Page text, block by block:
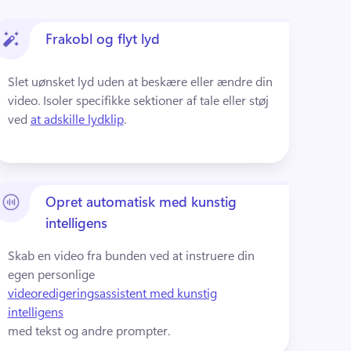
Frakobl og flyt lyd
Slet uønsket lyd uden at beskære eller ændre din
video. Isoler specifikke sektioner af tale eller støj
ved at adskille lydklip.
Opret automatisk med kunstig
intelligens
Skab en video fra bunden ved at instruere din
egen personlige
videoredigeringsassistent med kunstig
intelligens
med tekst og andre prompter.